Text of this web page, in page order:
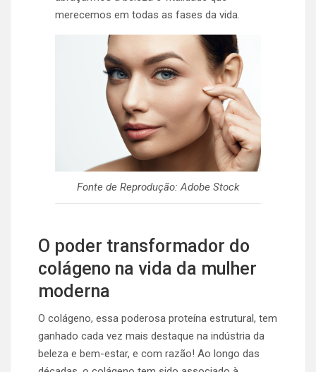
merecemos em todas as fases da vida.
Fonte de Reprodução: Adobe Stock
O poder transformador do
colágeno na vida da mulher
moderna
O colágeno, essa poderosa proteína estrutural, tem
ganhado cada vez mais destaque na indústria da
beleza e bem-estar, e com razão! Ao longo das